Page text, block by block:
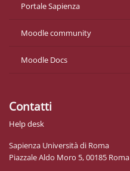
Portale Sapienza
Moodle community
Moodle Docs
Contatti
Help desk
Sapienza Università di Roma
Piazzale Aldo Moro 5, 00185 Roma